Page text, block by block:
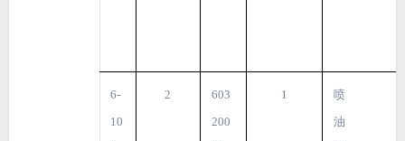
6-
10
2
603
200
1
喷
油